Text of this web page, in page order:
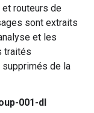
routeurs de
sont extraits
et les
traités
de la
001-dl